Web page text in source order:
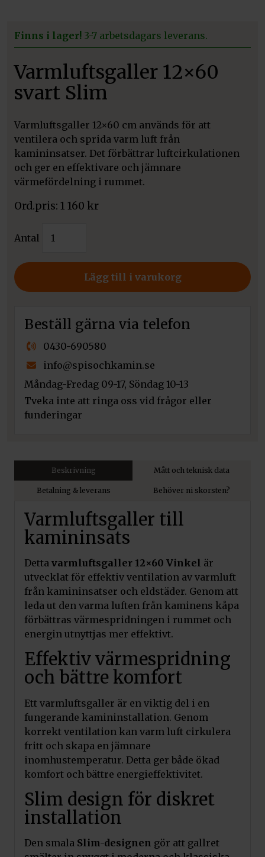
Finns i lager! 3-7 arbetsdagars leverans.
Varmluftsgaller 12×60
svart Slim
Varmluftsgaller 12×60 cm används för att
ventilera och sprida varm luft från
kamininsatser. Det förbättrar luftcirkulationen
och ger en effektivare och jämnare
värmefördelning i rummet.
1 160 kr
Antal
12x60
Lägg till i varukorg
Beställ gärna via telefon
0430-690580
info@spisochkamin.se
Måndag-Fredag 09-17, Söndag 10-13
Tveka inte att ringa oss vid frågor eller
funderingar
Beskrivning Mått och teknisk data
Betalning & leverans Behöver ni skorsten?
Varmluftsgaller till
kamininsats
Detta varmluftsgaller 12×60 Vinkel är
utvecklat för effektiv ventilation av varmluft
från kamininsatser och eldstäder. Genom att
leda ut den varma luften från kaminens kåpa
förbättras värmespridningen i rummet och
energin utnyttjas mer effektivt.
Effektiv värmespridning
och bättre komfort
Ett varmluftsgaller är en viktig del i en
fungerande kamininstallation. Genom
korrekt ventilation kan varm luft cirkulera
fritt och skapa en jämnare
inomhustemperatur. Detta ger både ökad
komfort och bättre energieffektivitet.
Slim design för diskret
installation
Den smala Slim-designen gör att gallret